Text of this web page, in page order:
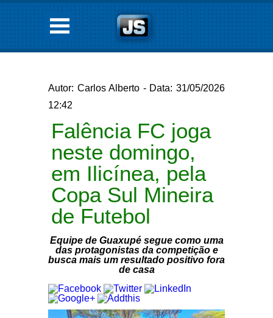
Autor: Carlos Alberto - Data: 31/05/2026
12:42
Falência FC joga
neste domingo,
em Ilicínea, pela
Copa Sul Mineira
de Futebol
Equipe de Guaxupé segue como uma
das protagonistas da competição e
busca mais um resultado positivo fora
de casa